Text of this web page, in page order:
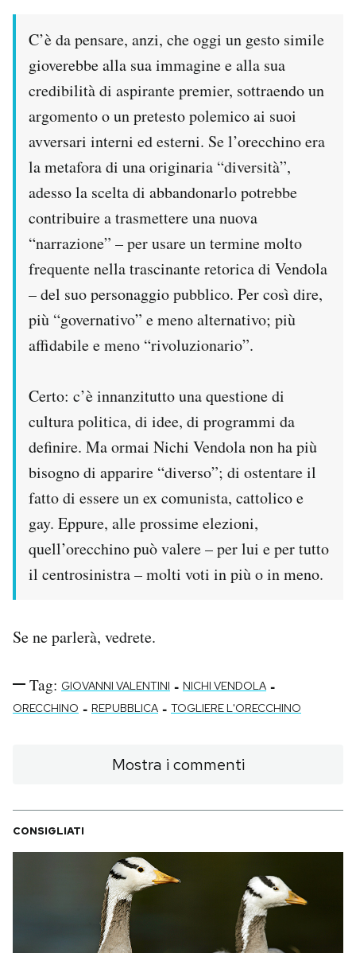
C’è da pensare, anzi, che oggi un gesto simile
gioverebbe alla sua immagine e alla sua
credibilità di aspirante premier, sottraendo un
argomento o un pretesto polemico ai suoi
avversari interni ed esterni. Se l’orecchino era
la metafora di una originaria “diversità”,
adesso la scelta di abbandonarlo potrebbe
contribuire a trasmettere una nuova
“narrazione” – per usare un termine molto
frequente nella trascinante retorica di Vendola
– del suo personaggio pubblico. Per così dire,
più “governativo” e meno alternativo; più
affidabile e meno “rivoluzionario”.
Certo: c’è innanzitutto una questione di
cultura politica, di idee, di programmi da
definire. Ma ormai Nichi Vendola non ha più
bisogno di apparire “diverso”; di ostentare il
fatto di essere un ex comunista, cattolico e
gay. Eppure, alle prossime elezioni,
quell’orecchino può valere – per lui e per tutto
il centrosinistra – molti voti in più o in meno.
Se ne parlerà, vedrete.
Tag: GIOVANNI VALENTINI - NICHI VENDOLA -
ORECCHINO - REPUBBLICA - TOGLIERE L'ORECCHINO
Mostra i commenti
CONSIGLIATI